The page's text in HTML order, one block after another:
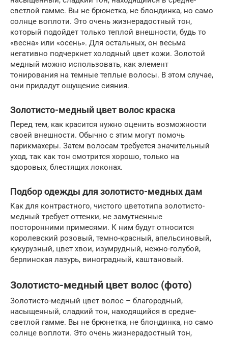
светлой гамме. Вы не брюнетка, не блондинка, но само
солнце воплоти. Это очень жизнерадостный тон,
который подойдет только теплой внешности, будь то
«весна» или «осень». Для остальных, он весьма
негативно подчеркнет холодный цвет кожи. Золотой
медный можно использовать, как элемент
тонирования на темные теплые волосы. В этом случае,
они придадут ощущение сияния.
Золотисто-медный цвет волос краска
Перед тем, как красится нужно оценить возможности
своей внешности. Обычно с этим могут помочь
парикмахеры. Затем волосам требуется значительный
уход, так как тон смотрится хорошо, только на
здоровых, блестящих локонах.
Подбор одежды для золотисто-медных дам
Как для контрастного, чистого цветотипа золотисто-
медный требует оттенки, не замутненные
посторонними примесями. К ним будут относится
королевский розовый, темно-красный, апельсиновый,
кукурузный, цвет хвои, изумрудный, нежно-голубой,
берлинская лазурь, виноградный, каштановый.
Золотисто-медный цвет волос (фото)
Золотисто-медный цвет волос – благородный,
насыщенный, сладкий тон, находящийся в средне-
светлой гамме. Вы не брюнетка, не блондинка, но само
солнце воплоти. Это очень жизнерадостный тон,